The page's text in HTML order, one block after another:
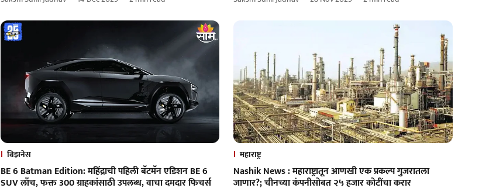
बिझनेस
BE 6 Batman Edition: महिंद्राची पहिली बॅटमॅन एडिशन BE 6
SUV लाँच, फक्त 300 ग्राहकांसाठी उपलब्ध, वाचा दमदार फिचर्स
महाराष्ट्र
Nashik News : महाराष्ट्रातून आणखी एक प्रकल्प गुजरातला
जाणार?; चीनच्या कंपनीसोबत २५ हजार कोटींचा करार